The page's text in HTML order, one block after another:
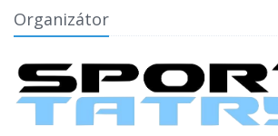
Organizátor